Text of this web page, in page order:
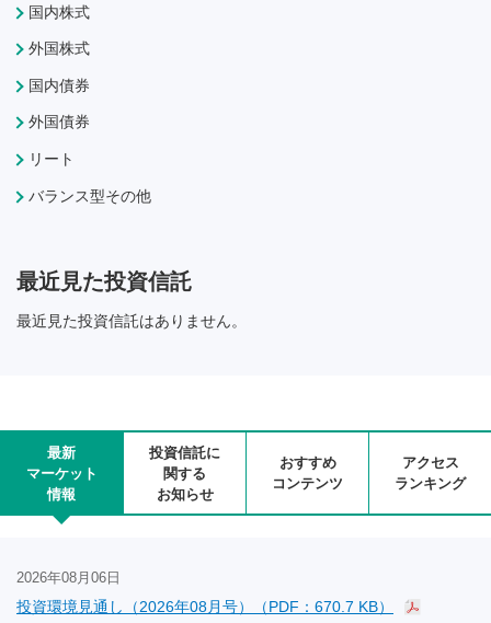
国内株式
外国株式
国内債券
外国債券
リート
バランス型その他
最近見た投資信託
最近見た投資信託はありません。
最新
マーケット
情報
投資信託に
関する
お知らせ
おすすめ
コンテンツ
アクセス
ランキング
2026年08月06日
投資環境見通し（2026年08月号）（PDF：670.7 KB）